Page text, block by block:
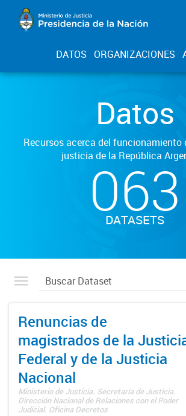
DATOS ORGANIZACIONES
Datos
Recursos acerca del funcionamiento
justicia de la República
063
DATASETS
Renuncias de
magistrados de la
Federal y de la Justicia
Nacional
Ministerio de Justicia. Secretaría de Justicia.
Dirección Nacional de Relaciones con el Poder
Judicial. Oficina Decretos